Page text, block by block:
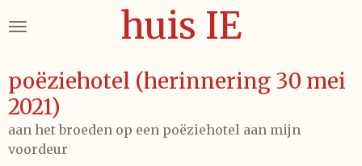
direct
de
hoofdinhoud
huis IE
poëziehotel (herinnering 30 mei
2021)
aan het broeden op een poëziehotel aan mijn
voordeur